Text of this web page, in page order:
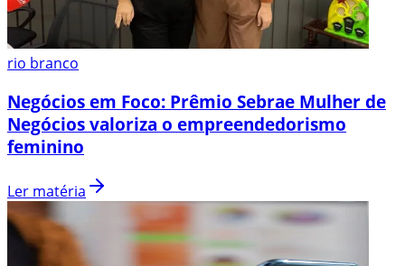
rio branco
Negócios em Foco: Prêmio Sebrae Mulher de
Negócios valoriza o empreendedorismo
feminino
Ler matéria